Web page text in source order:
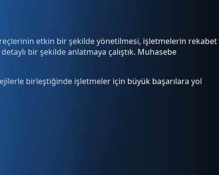
etkin bir şekilde yönetilmesi, işletmelerin rekabet
bir şekilde anlatmaya çalıştık. Muhasebe
birleştiğinde işletmeler için büyük başarılara yol